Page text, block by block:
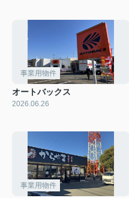
事業用物件
オートバックス
2026.06.26
事業用物件